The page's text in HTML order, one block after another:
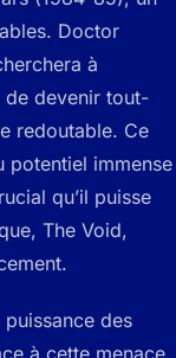
Doctor
à
de devenir tout-
redoutable. Ce
potentiel immense
qu’il puisse
The Void,
des